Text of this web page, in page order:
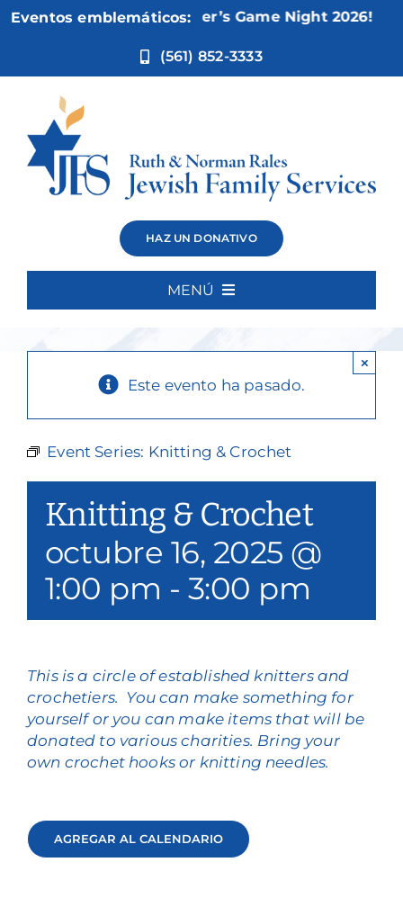
Eventos emblemáticos:
Nov 5:Not Your Mother’s Game Night 2026!
(561) 852-3333
HAZ UN DONATIVO
MENÚ
Quiénes somos
Nuestros servicios
Filantropía y voluntariado
Póngase en contacto con
Knitting &
Crochet
Este evento ha pasado.
×
Event Series: Knitting & Crochet
Knitting & Crochet
octubre 16, 2025 @
1:00 pm - 3:00 pm
This is a circle of established knitters and
crochetiers. You can make something for
yourself or you can make items that will be
donated to various charities. Bring your
own crochet hooks or knitting needles.
AGREGAR AL CALENDARIO